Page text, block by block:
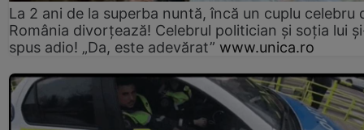
La 2 ani de la superba nuntă, încă un cuplu celebru
România divorțează! Celebrul politician și soția lui
spus adio! „Da, este adevărat” www.unica.ro